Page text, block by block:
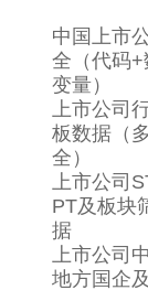
中国上市
全（代码
变量）
上市公司
板数据（
全）
上市公司
PT及板块
据
上市公司
地方国企